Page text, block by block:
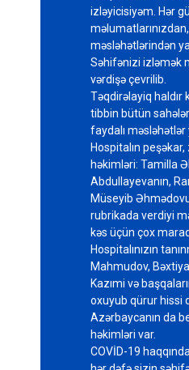
izləyicisiyəm. Hər
məsləhətlərindən
Səhifənizi izləmək
vərdişə çevrilib.
Təqdirəlayiq haldır
tibbin bütün
faydalı məsləhətlər
Hospitalın
həkimləri: Tamilla
Abdullayevanın,
Müseyib
rubrikada verdiyi
kəs üçün çox
Hospitalınızın
Mahmudov,
Kazımi və
oxuyub qürur hissi
Azərbaycanın da
həkimləri var.
COVİD-19